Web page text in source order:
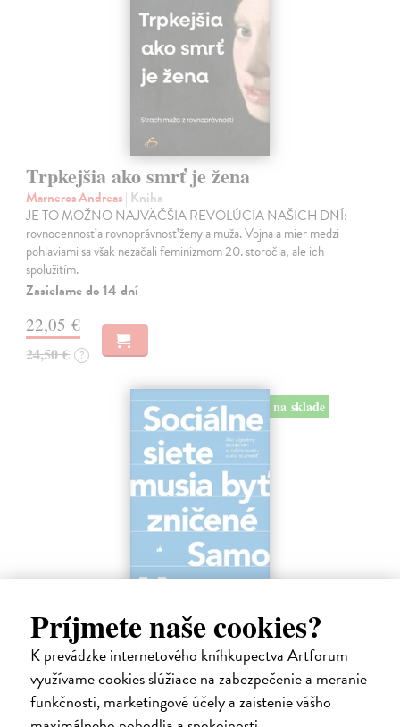
Príjmete naše cookies?
K prevádzke internetového kníhkupectva Artforum
využívame cookies slúžiace na zabezpečenie a meranie
funkčnosti, marketingové účely a zaistenie vášho
Trpkejšia ako smrť je žena
Marneros Andreas| Kniha
JE TO MOŽNO NAJVÄČŠIA REVOLÚCIA NAŠICH DNÍ:
rovnocennosť a rovnoprávnosť ženy a muža. Vojna a mier medzi
pohlaviami sa však nezačali feminizmom 20. storočia, ale ich
spolužitím.
Zasielame do 14 dní
22,05 €
24,50 € ?
na sklade
Sociálne siete musia byť zničené
Marec Samo| Kniha
Sociálne siete nám ubližujú ako jednotlivcom a kazia medziľudské
vzťahy, rozkladajú spoločnosť a deformujú politiku. Máme sa horšie,
nerozumieme si a nedokážeme riešiť problémy, lebo sa nedokážeme